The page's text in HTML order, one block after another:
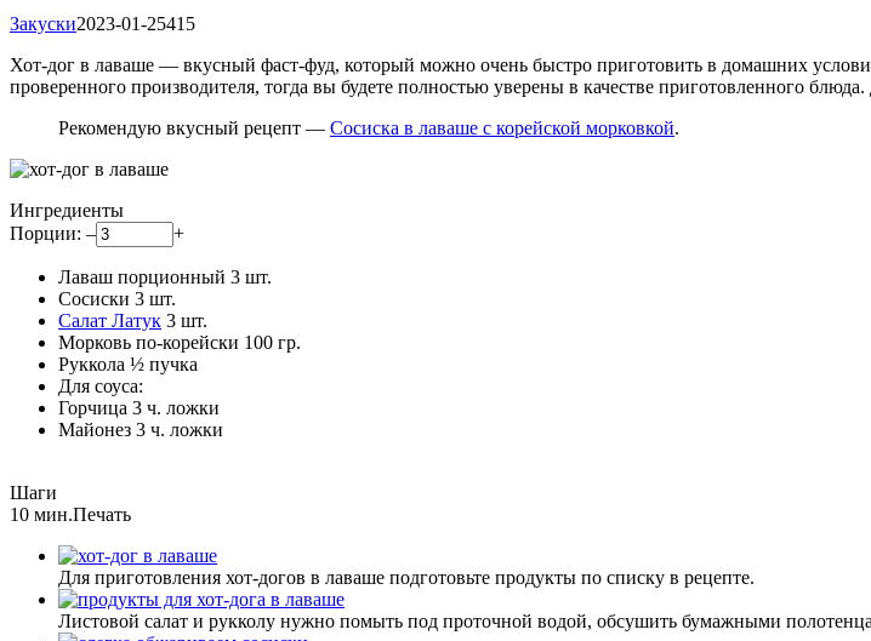
Закуски2023-01-25415
Хот-дог в лаваше — вкусный фаст-фуд, который можно очень быстро приготовить в домашних
проверенного производителя, тогда вы будете полностью уверены в качестве приготовленного
Рекомендую вкусный рецепт — Сосиска в лаваше с корейской морковкой.
Ингредиенты
Порции: – +
Лаваш порционный 3 шт.
Сосиски 3 шт.
Салат Латук 3 шт.
Морковь по-корейски 100 гр.
Руккола ½ пучка
Для соуса:
Горчица 3 ч. ложки
Майонез 3 ч. ложки
Шаги
10 мин.Печать
Для приготовления хот-догов в лаваше подготовьте продукты по списку в рецепте.
Листовой салат и рукколу нужно помыть под проточной водой, обсушить бумажными